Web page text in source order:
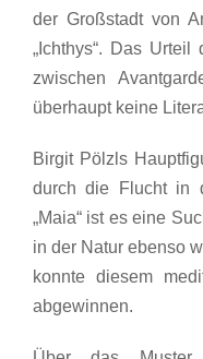
der Großstadt von
„Ichthys“. Das
zwischen
überhaupt keine
Birgit Pölzls
durch die Flucht in
„Maia“ ist es eine
in der Natur ebenso
konnte diesem
abgewinnen.